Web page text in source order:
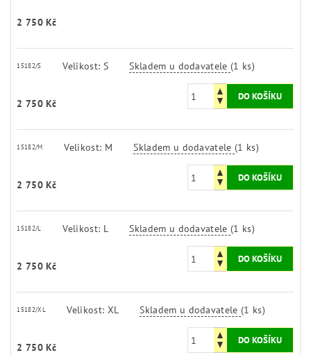
2 750 Kč
15182/S Velikost: S Skladem u dodavatele(1 ks)
2 750 Kč
15182/M Velikost: M Skladem u dodavatele(1 ks)
2 750 Kč
15182/L Velikost: L Skladem u dodavatele(1 ks)
2 750 Kč
15182/XL Velikost: XL Skladem u dodavatele(1 ks)
2 750 Kč